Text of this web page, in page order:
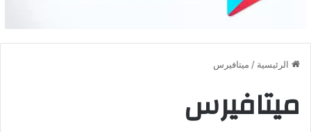
الرئيسية / ميتافيرس
ميتافيرس